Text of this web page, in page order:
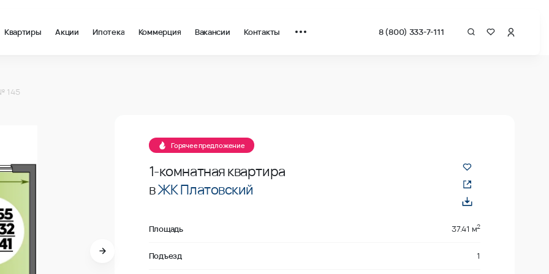
Квартиры Акции Ипотека Коммерция Вакансии Контакты 8 (800) 333-7-111
145
Горячее предложение
1-комнатная квартира
вЖК Платовский
Площадь 37.41 м2
Подъезд 1